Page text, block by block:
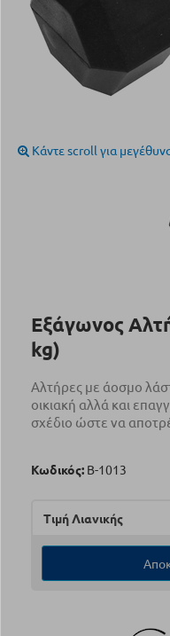
Κάντε scroll για
Εξάγωνος
kg)
Αλτήρες με άοσμο
οικιακή αλλά και
σχέδιο ώστε να
Κωδικός: Β-1013
Τιμή Λιανικής